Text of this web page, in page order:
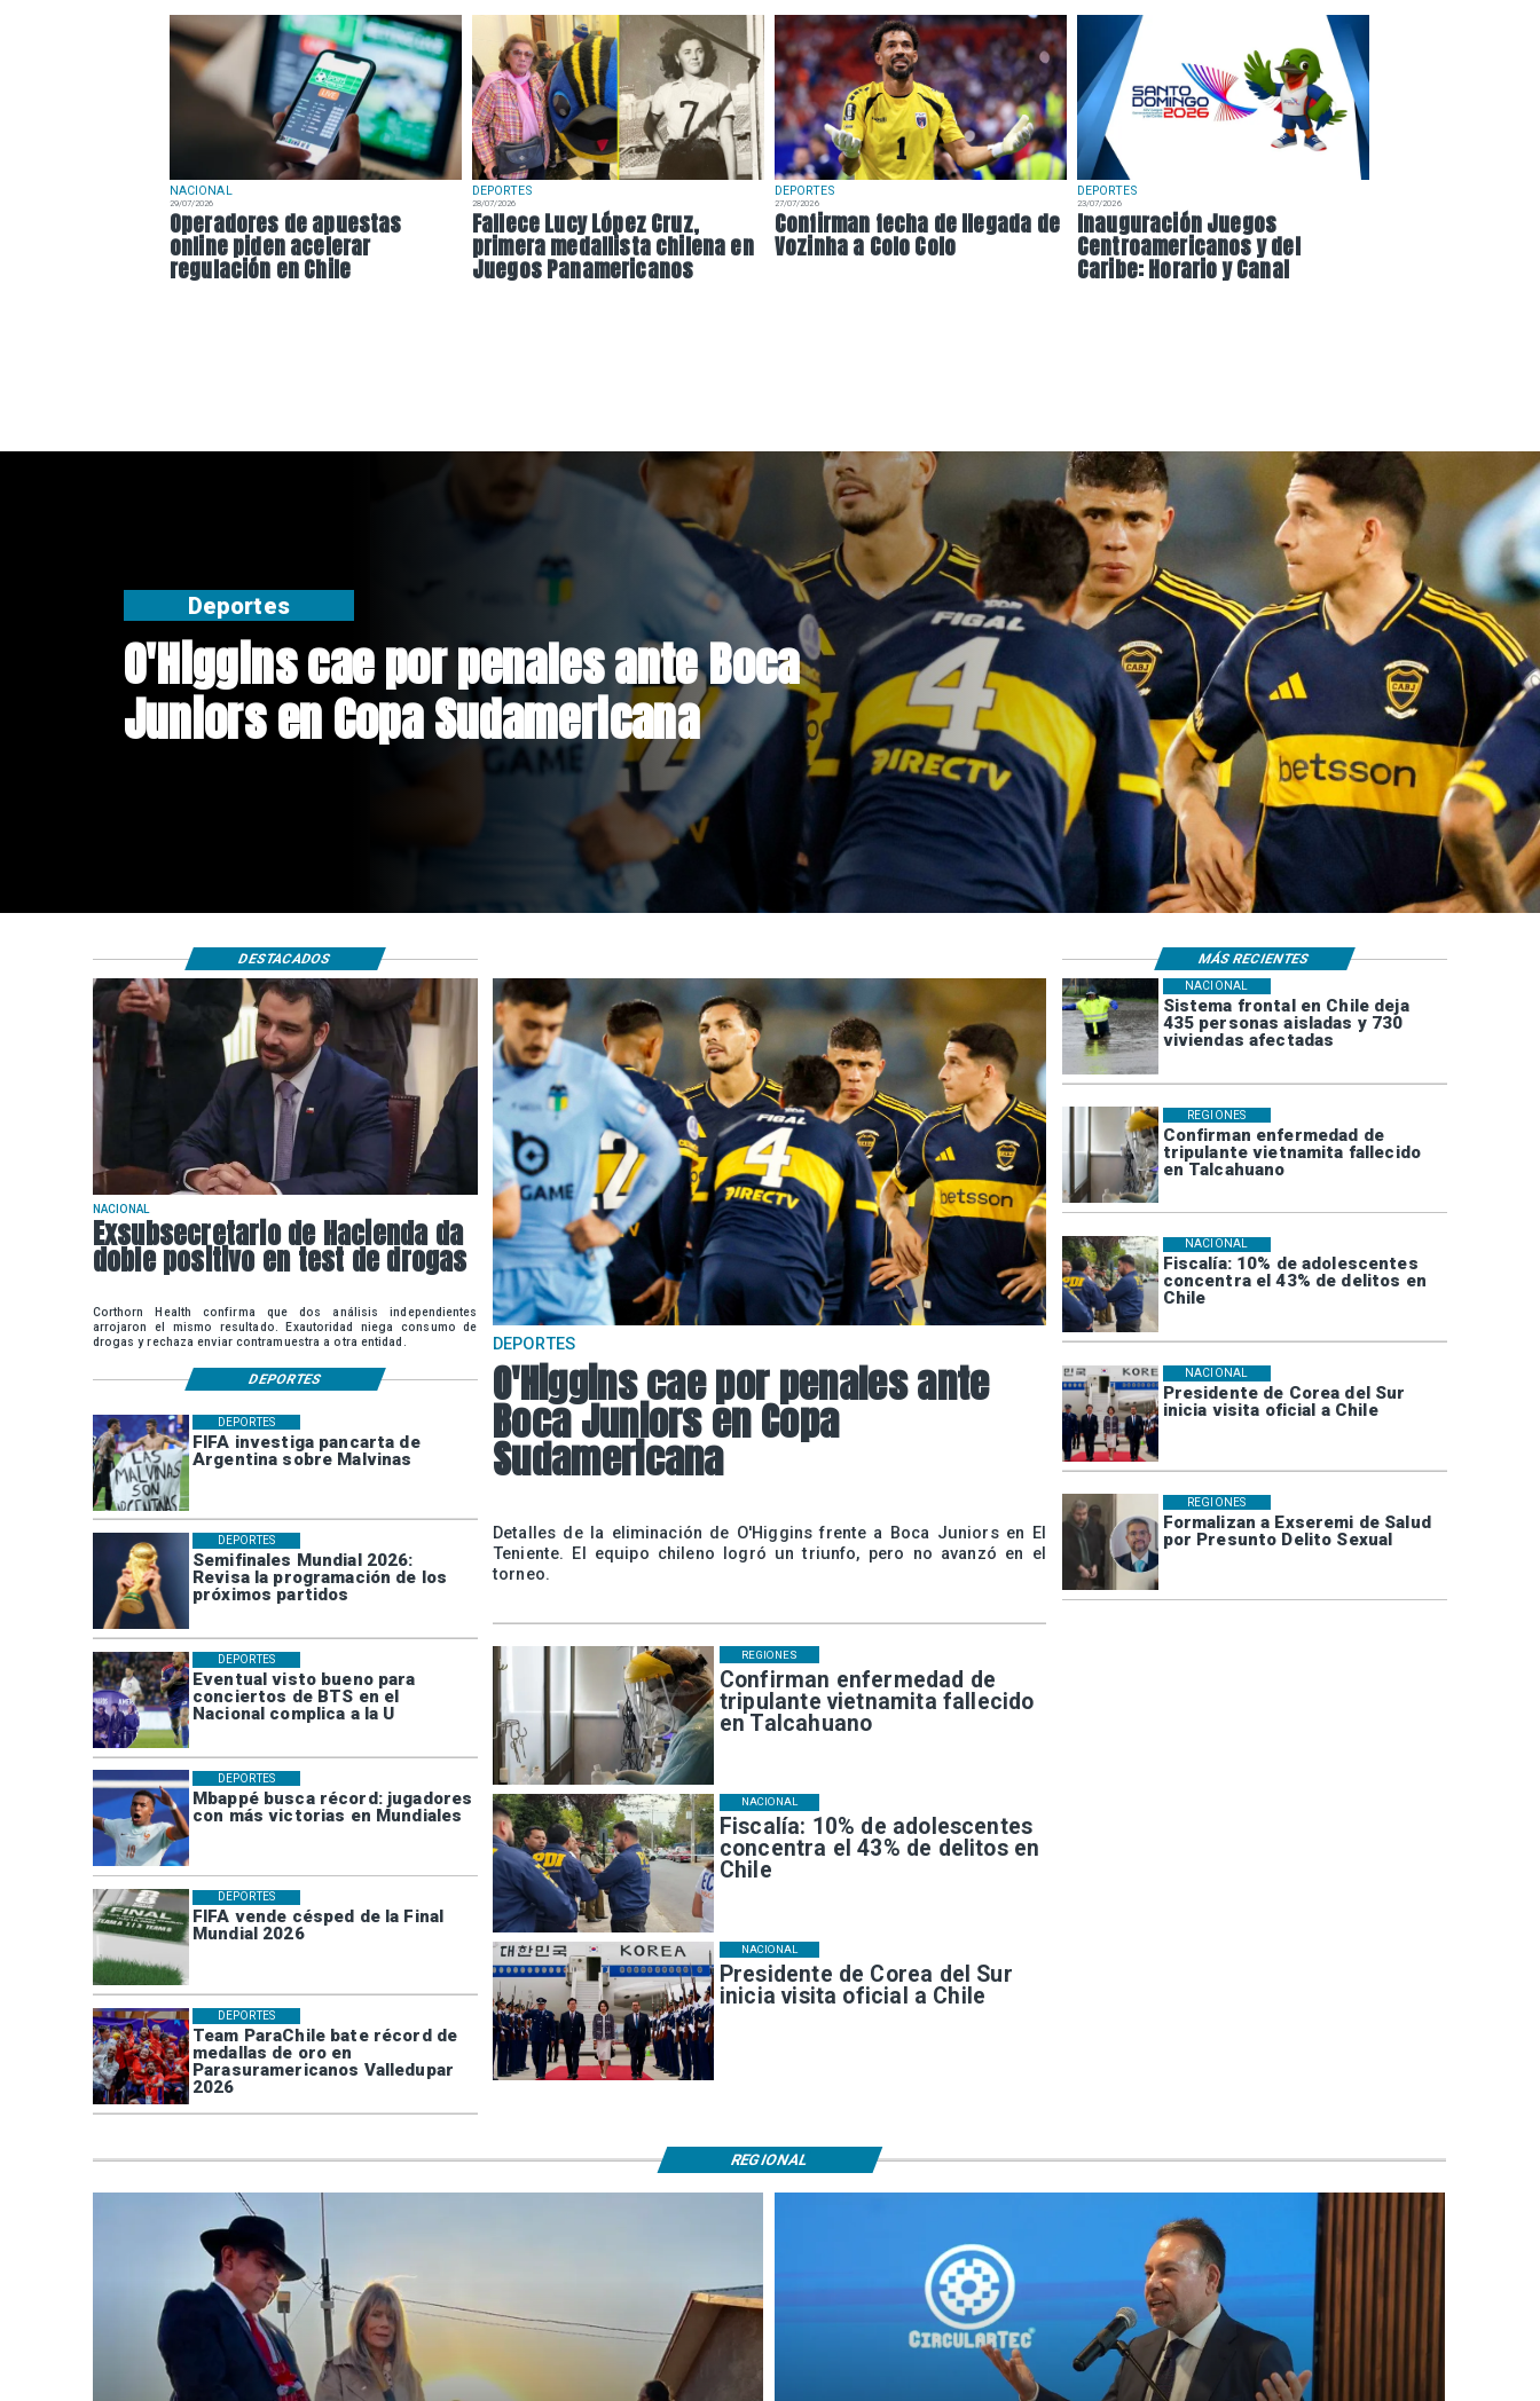
NACIONAL
29/07/2026
Operadores de apuestas
online piden acelerar
regulación en Chile
DEPORTES
28/07/2026
Fallece Lucy López Cruz,
primera medallista chilena en
Juegos Panamericanos
DEPORTES
27/07/2026
Confirman fecha de llegada de
Vozinha a Colo Colo
DEPORTES
23/07/2026
Inauguración Juegos
Centroamericanos y del
Caribe: Horario y Canal
Exsubsecretario de Hacienda da
doble positivo en test de drogas
Nacional
Sistema frontal en Chile deja
435 personas aisladas y 730
viviendas afectadas
NACIONAL
Confirman enfermedad de
tripulante vietnamita fallecido
en Talcahuano
REGIONES
Fiscalía: 10% de adolescentes
concentra el 43% de delitos en
Chile
NACIONAL
Presidente de Corea del Sur
inicia visita oficial a Chile
NACIONAL
Formalizan a Exseremi de Salud
por Presunto Delito Sexual
REGIONES
FIFA investiga pancarta de
Argentina sobre Malvinas
DEPORTES
Semifinales Mundial 2026:
Revisa la programación de los
próximos partidos
DEPORTES
Eventual visto bueno para
conciertos de BTS en el
Nacional complica a la U
DEPORTES
Mbappé busca récord: jugadores
con más victorias en Mundiales
DEPORTES
FIFA vende césped de la Final
Mundial 2026
DEPORTES
Team ParaChile bate récord de
medallas de oro en
Parasuramericanos Valledupar
2026
DEPORTES
Confirman enfermedad de
tripulante vietnamita fallecido
en Talcahuano
REGIONES
Fiscalía: 10% de adolescentes
concentra el 43% de delitos en
Chile
NACIONAL
Presidente de Corea del Sur
inicia visita oficial a Chile
NACIONAL
NACIONAL
Exsubsecretario de Hacienda da
doble positivo en test de drogas
Corthorn Health confirma que dos análisis independientes
arrojaron el mismo resultado. Exautoridad niega consumo de
drogas y rechaza enviar contramuestra a otra entidad.
DEPORTES
O'Higgins cae por penales ante
Boca Juniors en Copa
Sudamericana
Detalles de la eliminación de O'Higgins frente a Boca Juniors en El
Teniente. El equipo chileno logró un triunfo, pero no avanzó en el
torneo.
DESTACADOS MÁS RECIENTES
DEPORTES
REGIONAL